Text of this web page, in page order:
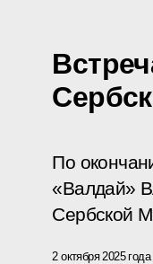
По
«Валдай»
Сербской
2 октября 2025 года